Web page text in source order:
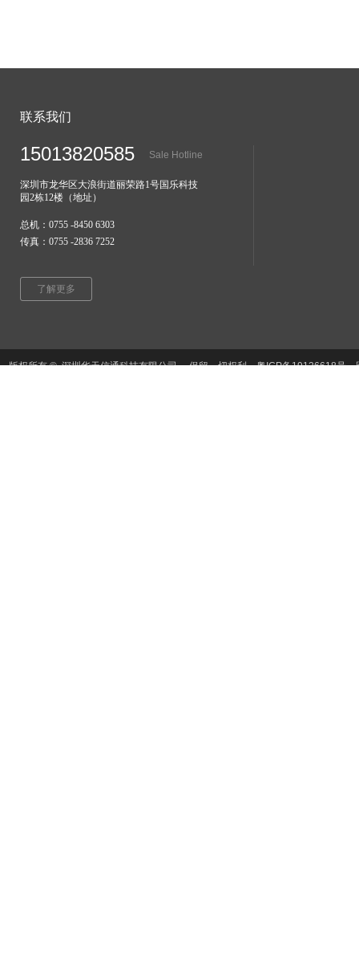
了解更多
Sale Hotline
15013820585
深圳市龙华区大浪街道丽荣路1号国乐科技
园2栋12楼（地址）
总机：0755 -8450 6303
传真：0755 -2836 7252
联系我们
版权所有 © 深圳华天信通科技有限公司 保留一切权利。粤ICP备19126618号